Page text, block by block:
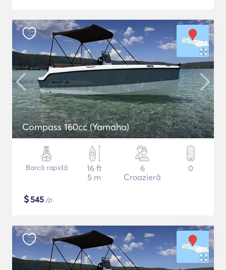
Compass 160cc (Yamaha)
Barcă rapidă
16 ft
5 m
6
Croazieră
0
$545 /zi